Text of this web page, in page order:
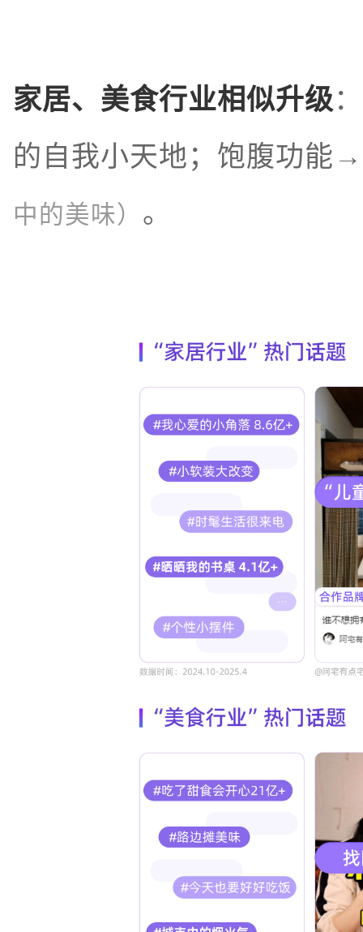
家居、美食行业相似升级
的自我小天地；饱腹功能
中的美味） 。